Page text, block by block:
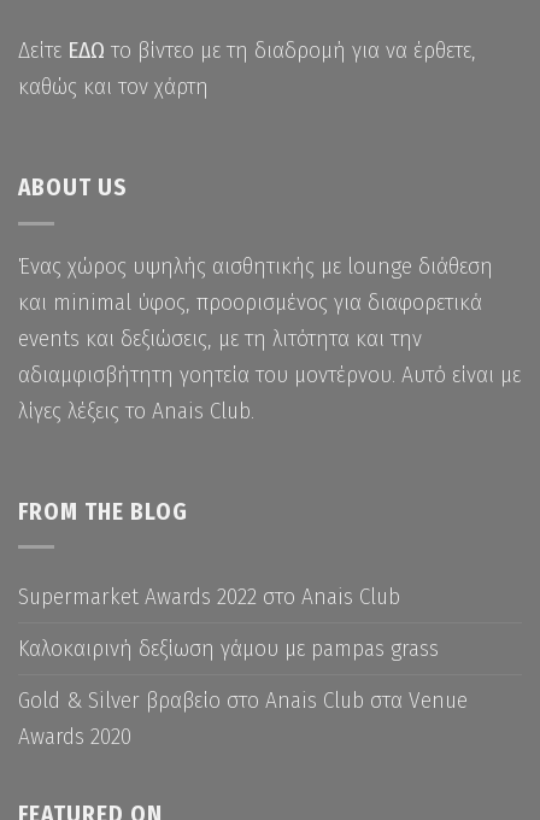
Δείτε ΕΔΩ το βίντεο με τη διαδρομή για να έρθετε,
καθώς και τον χάρτη
ABOUT US
Ένας χώρος υψηλής αισθητικής με lounge διάθεση
και minimal ύφος, προορισμένος για διαφορετικά
events και δεξιώσεις, με τη λιτότητα και την
αδιαμφισβήτητη γοητεία του μοντέρνου. Αυτό είναι με
λίγες λέξεις το Anais Club.
FROM THE BLOG
Supermarket Awards 2022 στο Anais Club
Καλοκαιρινή δεξίωση γάμου με pampas grass
Gold & Silver βραβείο στο Anais Club στα Venue
Awards 2020